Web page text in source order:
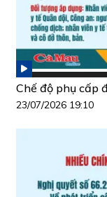
Chế độ phụ cấp
23/07/2026 19:10